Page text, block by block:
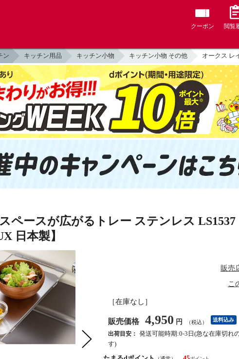
クーポン 閲覧
ン キッチン用品 キッチン小物 キッチン小物 その他 オークス レ
ペースが広がるトレー ステンレス LS1537
日本製】
販売
こ
［在庫なし］
販売価格 4,950 円 （税込） 送料込み
出荷目安： 発送可能時期:0-3日(急な在庫切れ
す)